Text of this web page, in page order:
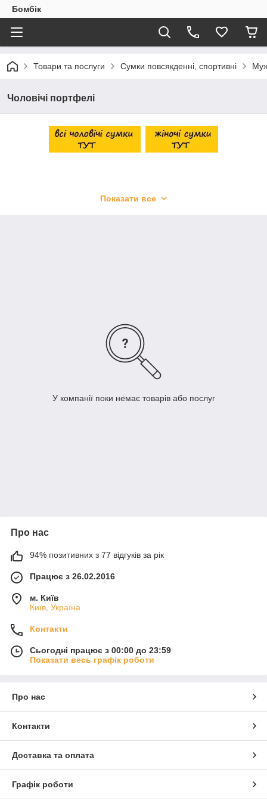
Бомбік
Товари та послуги Сумки повсякденні, спортивні
Чоловічі портфелі
Показати все
У компанії поки немає товарів або послуг
Про нас
94% позитивних з 77 відгуків за рік
Працює з 26.02.2016
м. Київ
Київ, Україна
Контакти
Сьогодні працює з 00:00 до 23:59
Показати весь графік роботи
Про нас
Контакти
Доставка та оплата
Графік роботи